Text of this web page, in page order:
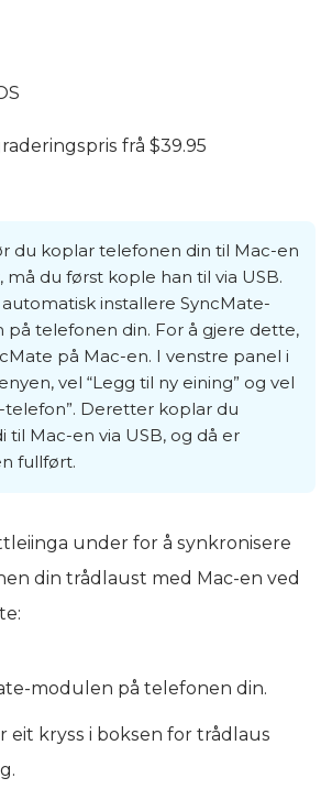
frå $39.95
du koplar telefonen din til Mac-en
må du først kople han til via USB.
installere SyncMate-
på telefonen din. For å gjere dette,
på Mac-en. I venstre panel i
vel “Legg til ny eining” og vel
telefon”. Deretter koplar du
til Mac-en via USB, og då er
fullført.
under for å synkronisere
din trådlaust med Mac-en ved
modulen på telefonen din.
eit kryss i boksen for trådlaus